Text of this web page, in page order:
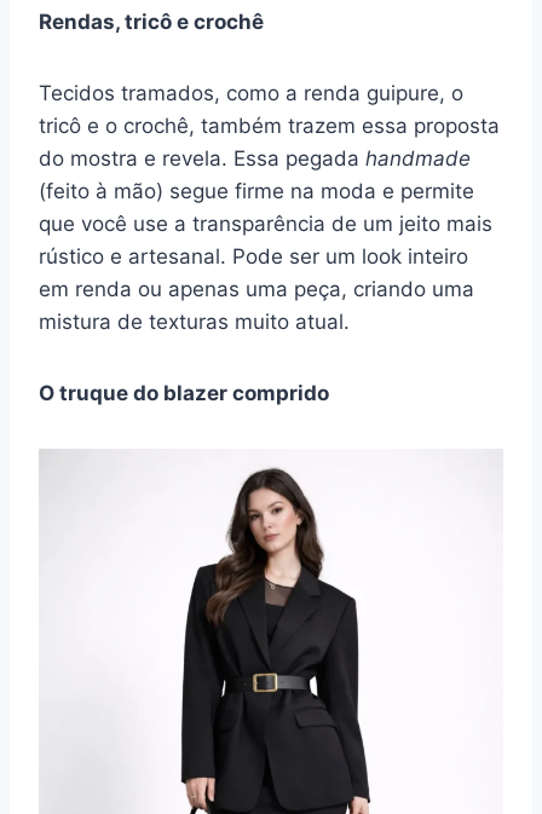
Rendas, tricô e crochê
Tecidos tramados, como a renda guipure, o
tricô e o crochê, também trazem essa proposta
do mostra e revela. Essa pegada handmade
(feito à mão) segue firme na moda e permite
que você use a transparência de um jeito mais
rústico e artesanal. Pode ser um look inteiro
em renda ou apenas uma peça, criando uma
mistura de texturas muito atual.
O truque do blazer comprido